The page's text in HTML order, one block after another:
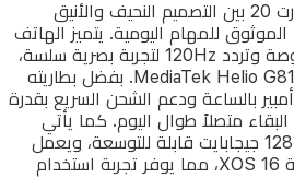
يجمع هاتف انفنكس سمارت 20 بين التصميم النحيف والأنيق
الموثوق للمهام اليومية. يتميز الهاتف
بشاشة كبيرة بحجم 6.78 بوصة وتردد 120Hz لتجربة بصرية سلسة،
ويعمل بمعالج MediaTek Helio G81 Ultimate. بفضل بطاريته
بسعة 5200 مللي أمبير بالساعة ودعم الشحن السريع بقدرة
متصلاً طوال اليوم. كما يأتي
بذاكرة تخزين داخلية سعة 128 جيجابايت قابلة للتوسعة، ويعمل
بنظام أندرويد 16 مع واجهة XOS 16، مما يوفر تجربة استخدام